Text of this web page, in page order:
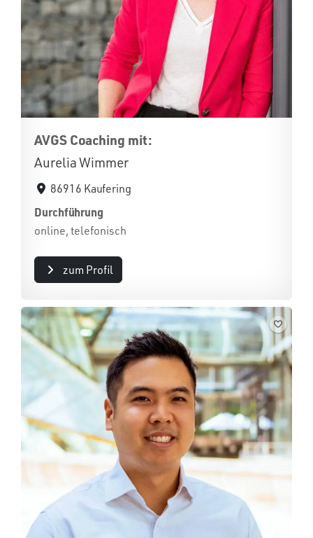
AVGS Coaching mit:
Aurelia Wimmer
86916 Kaufering
Durchführung
online, telefonisch
zum Profil